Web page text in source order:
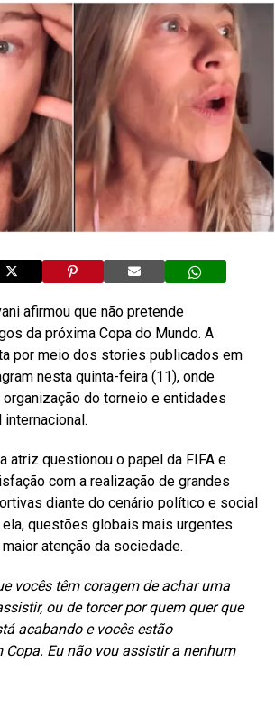
afirmou que não pretende
da próxima Copa do Mundo. A
por meio dos stories publicados em
nesta quinta-feira (11), onde
do torneio e entidades
atriz questionou o papel da FIFA e
com a realização de grandes
diante do cenário político e social
ela, questões globais mais urgentes
atenção da sociedade.
vocês têm coragem de achar uma
ou de torcer por quem quer que
acabando e vocês estão
Copa. Eu não vou assistir a nenhum